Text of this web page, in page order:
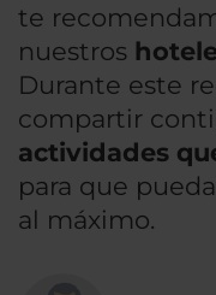
te
nuestros
Durante este
compartir
actividades
para que
al máximo.